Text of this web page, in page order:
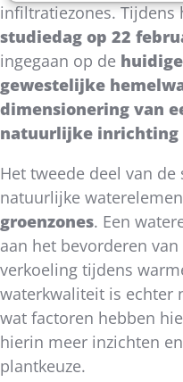
infiltratiezones. Tijdens
studiedag op 22
ingegaan op de
gewestelijke
dimensionering van
natuurlijke inrichting
Het tweede deel van
natuurlijke
groenzones. Een
aan het bevorderen
verkoeling tijdens
waterkwaliteit is echter
wat factoren hebben
hierin meer inzichten
plantkeuze.